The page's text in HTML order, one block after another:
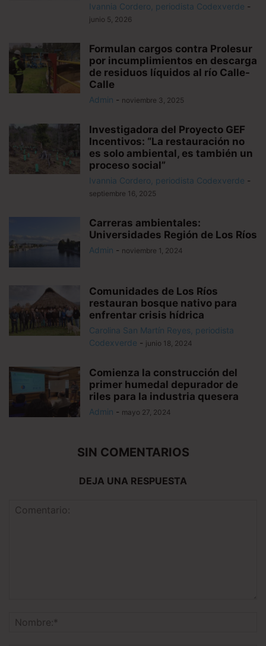
Ivannia Cordero, periodista Codexverde -
junio 5, 2026
Formulan cargos contra Prolesur
por incumplimientos en descarga
de residuos líquidos al río Calle-
Calle
Admin - noviembre 3, 2025
Investigadora del Proyecto GEF
Incentivos: “La restauración no
es solo ambiental, es también un
proceso social”
Ivannia Cordero, periodista Codexverde -
septiembre 16, 2025
Carreras ambientales:
Universidades Región de Los Ríos
Admin - noviembre 1, 2024
Comunidades de Los Ríos
restauran bosque nativo para
enfrentar crisis hídrica
Carolina San Martín Reyes, periodista
Codexverde - junio 18, 2024
Comienza la construcción del
primer humedal depurador de
riles para la industria quesera
Admin - mayo 27, 2024
SIN COMENTARIOS
DEJA UNA RESPUESTA